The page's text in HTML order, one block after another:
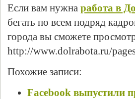
Если вам нужна работа в
бегать по всем подряд
города вы сможете
http://www.dolrabota.ru/
Похожие записи:
Facebook выпустили